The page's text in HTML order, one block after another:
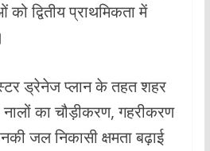
द्वितीय प्राथमिकता में
ड्रेनेज प्लान के तहत शहर
का चौड़ीकरण, गहरीकरण
जल निकासी क्षमता बढ़ाई